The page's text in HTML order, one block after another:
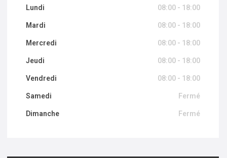
Lundi 08:00 - 18:00
Mardi 08:00 - 18:00
Mercredi 08:00 - 18:00
Jeudi 08:00 - 18:00
Vendredi 08:00 - 18:00
Samedi Fermé
Dimanche Fermé